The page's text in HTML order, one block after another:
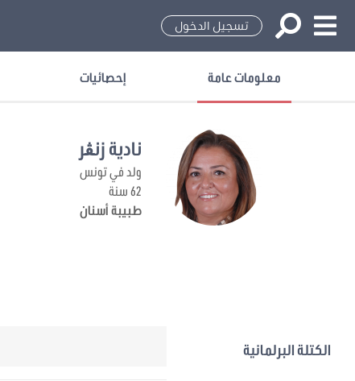
تسجيل الدخول
معلومات عامة إحصائيات
نادية زنڨر
ولد في تونس
62 سنة
طبيبة أسنان
الكتلة البرلمانية